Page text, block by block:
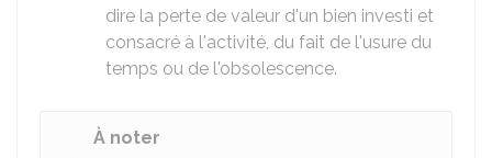
dire la perte de valeur d'un bien investi et
consacré à l'activité, du fait de l'usure du
temps ou de l'obsolescence.
À noter